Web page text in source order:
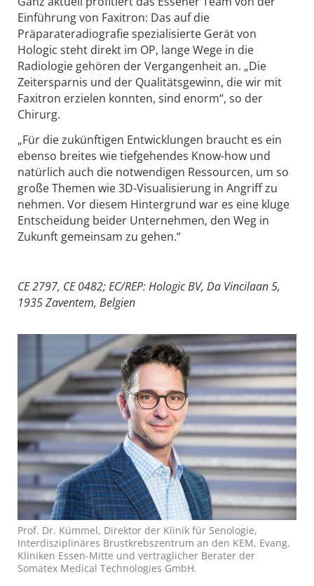
Einführung von Faxitron: Das auf die
Präparateradiografie spezialisierte Gerät von
Hologic steht direkt im OP, lange Wege in die
Radiologie gehören der Vergangenheit an. „Die
Zeitersparnis und der Qualitätsgewinn, die wir mit
Faxitron erzielen konnten, sind enorm“, so der
Chirurg.
„Für die zukünftigen Entwicklungen braucht es ein
ebenso breites wie tiefgehendes Know-how und
natürlich auch die notwendigen Ressourcen, um so
große Themen wie 3D-Visualisierung in Angriff zu
nehmen. Vor diesem Hintergrund war es eine kluge
Entscheidung beider Unternehmen, den Weg in
Zukunft gemeinsam zu gehen.“
CE 2797, CE 0482; EC/REP: Hologic BV, Da Vincilaan 5,
1935 Zaventem, Belgien
Prof. Dr. Kümmel, Direktor der Klinik für Senologie,
Interdisziplinäres Brustkrebszentrum an den KEM, Evang.
Kliniken Essen-Mitte und vertraglicher Berater der
Somatex Medical Technologies GmbH.